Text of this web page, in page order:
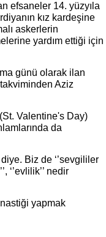
efsaneler 14. yüzyıla
kız kardeşine
askerlerin
yardım ettiği için
günü olarak ilan
Aziz
Valentine's Day)
da
Biz de ‘’sevgililer
‘’evlilik’’ nedir
yapmak